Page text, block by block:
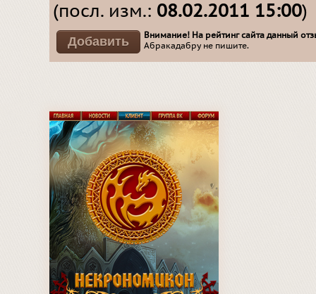
(посл. изм.: 08.02.2011 15:00)
Внимание! На рейтинг сайта данный
Абракадабру не пишите.